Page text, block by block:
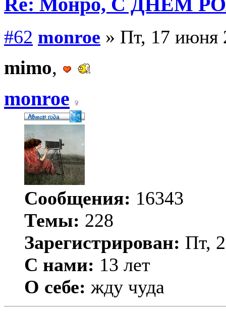
Re: Монро, С ДНЕМ
#62 monroe » Пт, 17 июня
mimo,
monroe
Сообщения: 16343
Темы: 228
Зарегистрирован: Пт,
С нами: 13 лет
О себе: жду чуда